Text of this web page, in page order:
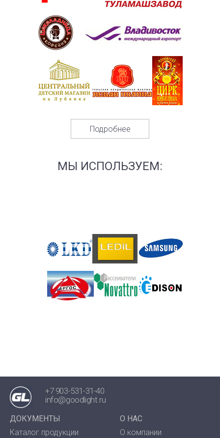
Подробнее
МЫ ИСПОЛЬЗУЕМ:
+7 903-531-31-40
info@goodlight.ru
ДОКУМЕНТЫ
Каталог продукции
О НАС
О компании